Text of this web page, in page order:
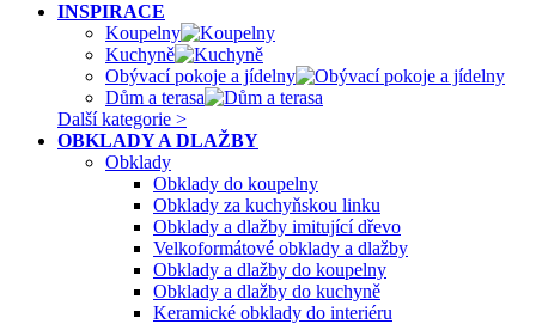
INSPIRACE
Koupelny
Kuchyně
Obývací pokoje a jídelny
Dům a terasa
Další kategorie >
OBKLADY A DLAŽBY
Obklady
Obklady do koupelny
Obklady za kuchyňskou linku
Obklady a dlažby imitující dřevo
Velkoformátové obklady a dlažby
Obklady a dlažby do koupelny
Obklady a dlažby do kuchyně
Keramické obklady do interiéru